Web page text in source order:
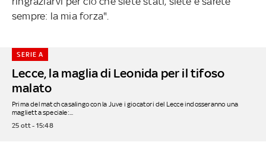
sempre: la mia forza".
Lecce, la maglia di Leonida per il tifoso
malato
SERIE A
Prima del match casalingo con la Juve i giocatori del Lecce indosseranno una
maglietta speciale:...
25 ott - 15:48